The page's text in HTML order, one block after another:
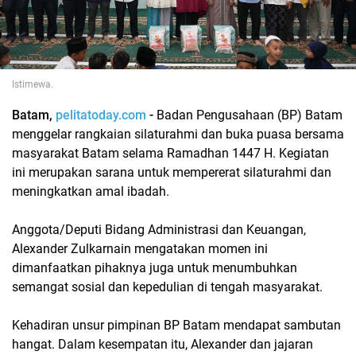
Istimewa.
Batam, pelitatoday.com - Badan Pengusahaan (BP) Batam
menggelar rangkaian silaturahmi dan buka puasa bersama
masyarakat Batam selama Ramadhan 1447 H. Kegiatan
ini merupakan sarana untuk mempererat silaturahmi dan
meningkatkan amal ibadah.
Anggota/Deputi Bidang Administrasi dan Keuangan,
Alexander Zulkarnain mengatakan momen ini
dimanfaatkan pihaknya juga untuk menumbuhkan
semangat sosial dan kepedulian di tengah masyarakat.
Kehadiran unsur pimpinan BP Batam mendapat sambutan
hangat. Dalam kesempatan itu, Alexander dan jajaran